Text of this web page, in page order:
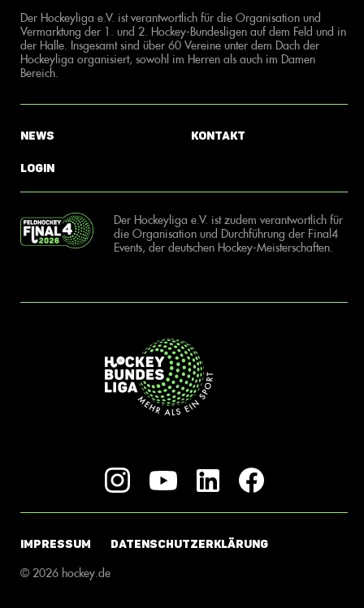
Der Hockeyliga e.V. ist verantwortlich für die Organisation und
Vermarktung der 1. und 2. Hockey-Bundesligen auf dem Feld und in
der Halle. Insgesamt sind über 60 Vereine unter dem Dach der
Hockeyliga organisiert, sowohl im Herren als auch im Damen
Bereich.
News
Login
Kontakt
Der Hockeyliga e.V. ist zudem verantwortlich für
die Organisation und Durchführung der Final4
Events, der deutschen Hockey-Meisterschaften.
IMPRESSUM DATENSCHUTZERKLÄRUNG
© 2026 hockey.de